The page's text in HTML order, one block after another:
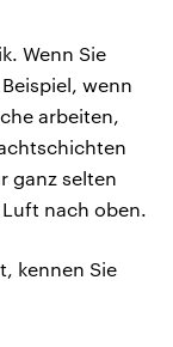
Wenn Sie
wenn
arbeiten,
ganz selten
nach oben.
kennen Sie